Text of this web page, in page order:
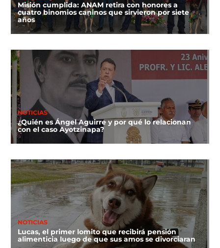
Misión cumplida: ANAM retira con honores a
cuatro binomios caninos que sirvieron por siete
años
NOTICIAS
¿Quién es Ángel Aguirre y por qué lo relacionan
con el caso Ayotzinapa?
NOTICIAS
Lucas, el primer lomito que recibirá pensión
alimenticia luego de que sus amos se divorciaran